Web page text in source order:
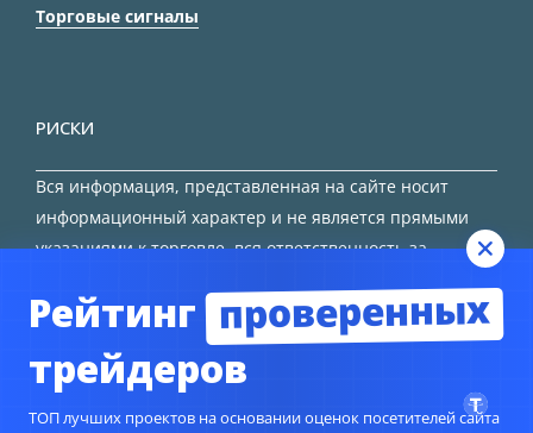
Торговые сигналы
РИСКИ
Вся информация, представленная на сайте носит
информационный характер и не является прямыми
указаниями к торговле, вся ответственность за
Рейтинг проверенных
трейдеров
ТОП лучших проектов на основании оценок посетителей сайта